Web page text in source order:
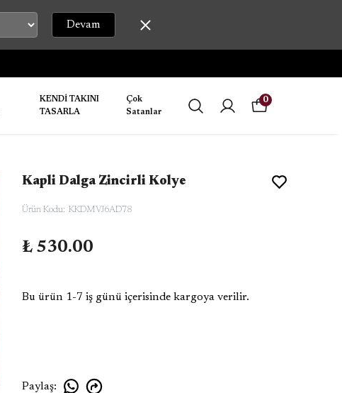
Devam
KENDİ TAKINI
TASARLA
Çok
Satanlar
0
Kapli Dalga Zincirli Kolye
Ürün Kodu: KKDMVJ6AD78
₺ 530.00
Bu ürün 1-7 iş günü içerisinde kargoya verilir.
Paylaş: